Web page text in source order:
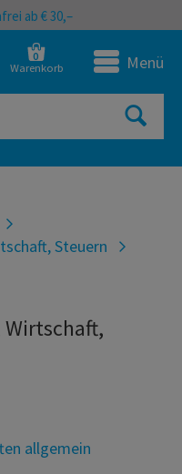
ab € 30,–
0
Warenkorb Menü
Steuern
allgemein